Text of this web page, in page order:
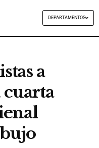
DEPARTAMENTOS
a